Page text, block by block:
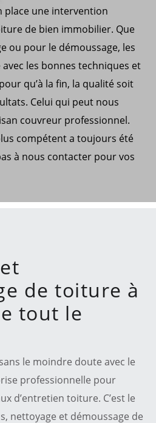
une intervention
de bien immobilier. Que
ou pour le démoussage, les
les bonnes techniques et
qu’à la fin, la qualité soit
Celui qui peut nous
couvreur professionnel.
compétent a toujours été
à nous contacter pour vos
de toiture à
tout le
le moindre doute avec le
professionnelle pour
d’entretien toiture. C’est le
nettoyage et démoussage de